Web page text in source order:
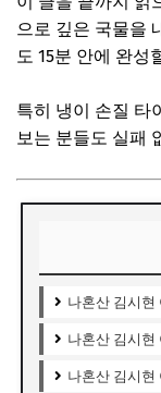
으로 깊은 국물을
도 15분 안에 완성
특히 냉이 손질 타
보는 분들도 실패
나혼산 김시현
나혼산 김시현
나혼산 김시현